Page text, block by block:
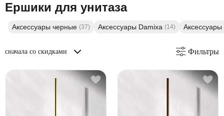
Ершики для унитаза
Аксессуары черные (37) Аксессуары Damixa (14)
сначала со скидками Фильтры